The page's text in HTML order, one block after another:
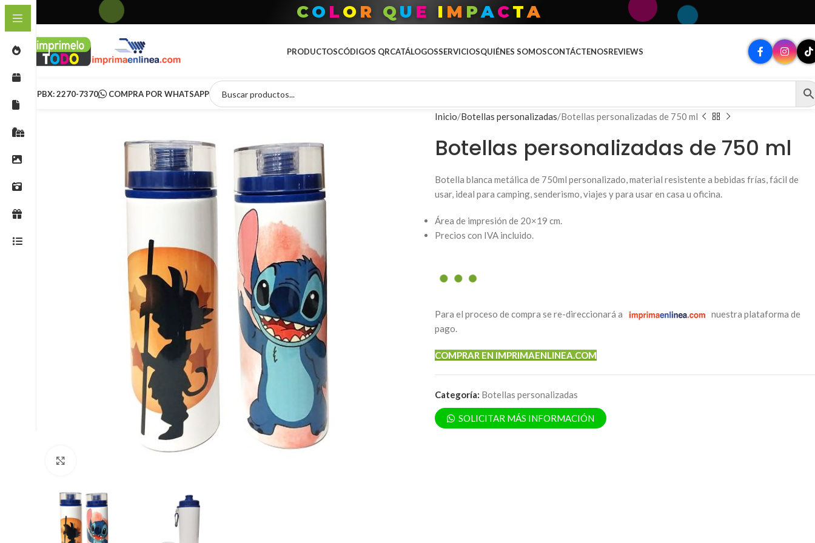
CO L O R Q U E I M PACTA
PRODUCTOSCÓDIGOS QRCATÁLOGOSSERVICIOSQUIÉNES SOMOSCONTÁCTENOSREVIEWS
PBX: 2270-7370 COMPRA POR WHATSAPP
Inicio Botellas personalizadas Botellas personalizadas de 750 ml
Botellas personalizadas de 750 ml
Botella blanca metálica de 750ml personalizado, material resistente a bebidas frías, fácil de
usar, ideal para camping, senderismo, viajes y para usar en casa u oficina.
Área de impresión de 20×19 cm.
Precios con IVA incluido.
Para el proceso de compra se re-direccionará a
nuestra plataforma de
pago.
COMPRAR EN IMPRIMAENLINEA.COM
Categoría: Botellas personalizadas
SOLICITAR MÁS INFORMACIÓN